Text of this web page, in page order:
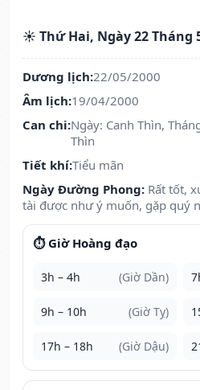
☀️ Thứ Hai, Ngày 22 Tháng
Dương lịch:22/05/2000
Âm lịch:19/04/2000
Can chi:Ngày: Canh Thìn,
Thìn
Tiết khí:Tiểu mãn
Ngày Đường Phong: Rất tốt,
tài được như ý muốn, gặp quý
⏱️ Giờ Hoàng đạo
3h – 4h (Giờ Dần)
9h – 10h (Giờ Tỵ)
17h – 18h (Giờ Dậu)